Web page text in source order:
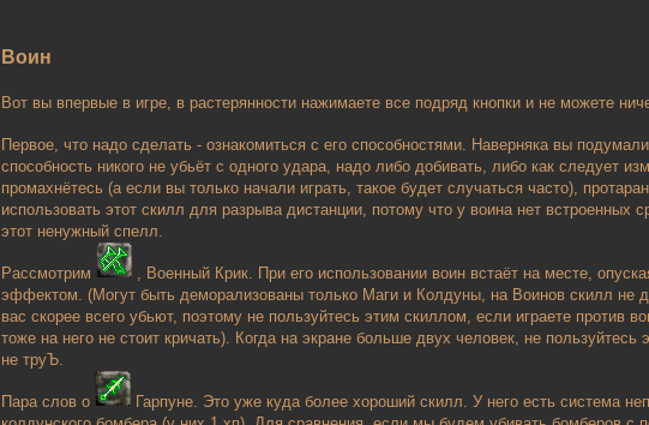
Воин
Вот вы впервые в игре, в растерянности нажимаете все подряд кнопки и не можете
Первое, что надо сделать - ознакомиться с его способностями. Наверняка вы
способность никого не убьёт с одного удара, надо либо добивать, либо как следует
промахнётесь (а если вы только начали играть, такое будет случаться часто),
использовать этот скилл для разрыва дистанции, потому что у воина нет
этот ненужный спелл.
Рассмотрим
, Военный Крик. При его использовании воин встаёт на месте,
эффектом. (Могут быть деморализованы только Маги и Колдуны, на Воинов скилл не
вас скорее всего убьют, поэтому не пользуйтесь этим скиллом, если играете против
тоже на него не стоит кричать). Когда на экране больше двух человек, не
не труЪ.
Пара слов о
Гарпуне. Это уже куда более хороший скилл. У него есть система